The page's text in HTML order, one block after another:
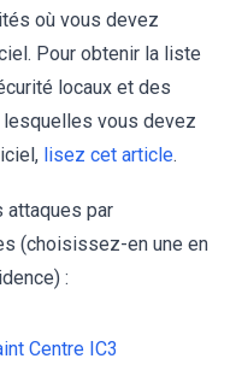
où vous devez
Pour obtenir la liste
locaux et des
vous devez
lisez cet article.
attaques par
(choisissez-en une en
:
Centre IC3